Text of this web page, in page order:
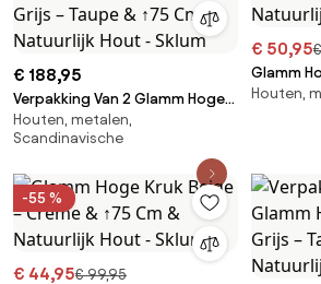
€ 188,95
Verpakking Van 2 Glamm Hoge
Krukken Grijs – Taupe & ↑75 Cm
& Natuurlijk Hout - Sklum
Houten, metalen,
Scandinavische
€ 50,95
Glamm
& ↑75 Cm
Houten,
-55 %
€ 44,95€ 99,95